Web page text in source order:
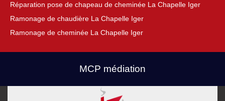
Réparation pose de chapeau de cheminée La Chapelle Iger
Ramonage de chaudière La Chapelle Iger
Ramonage de cheminée La Chapelle Iger
MCP médiation